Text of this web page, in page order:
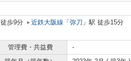
徒歩9分 近鉄大阪線 「 弥刀 」駅 徒歩15分
管理費・共益費
-